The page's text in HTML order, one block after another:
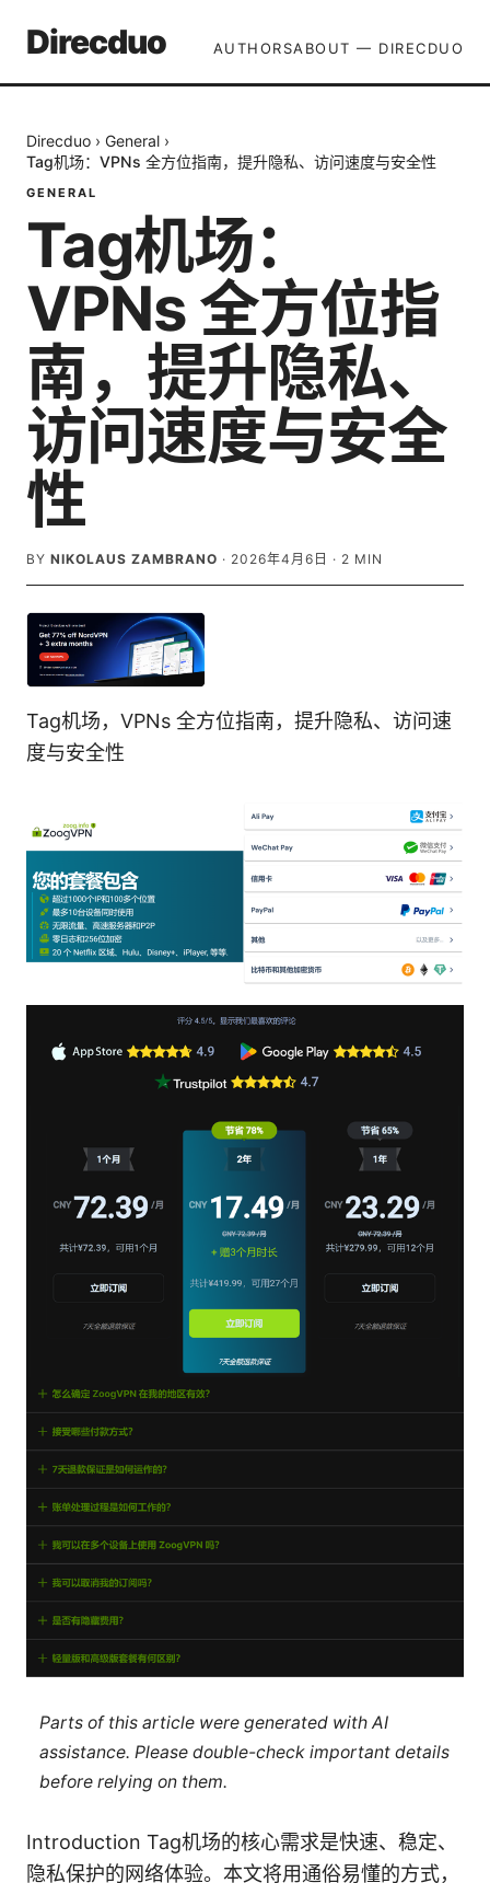
Direcduo AUTHORSABOUT — DIRECDUO
Direcduo › General ›
Tag机场：VPNs 全方位指南，提升隐私、访问速度与安全性
GENERAL
Tag机场：
VPNs 全方位指
南，提升隐私、
访问速度与安全
性
BY NIKOLAUS ZAMBRANO · 2026年4月6日 · 2 MIN
Tag机场，VPNs 全方位指南，提升隐私、访问速
度与安全性
Parts of this article were generated with AI
assistance. Please double-check important details
before relying on them.
Introduction Tag机场的核心需求是快速、稳定、
隐私保护的网络体验。本文将用通俗易懂的方式，